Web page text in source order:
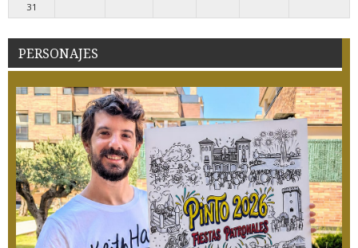
31
PERSONAJES